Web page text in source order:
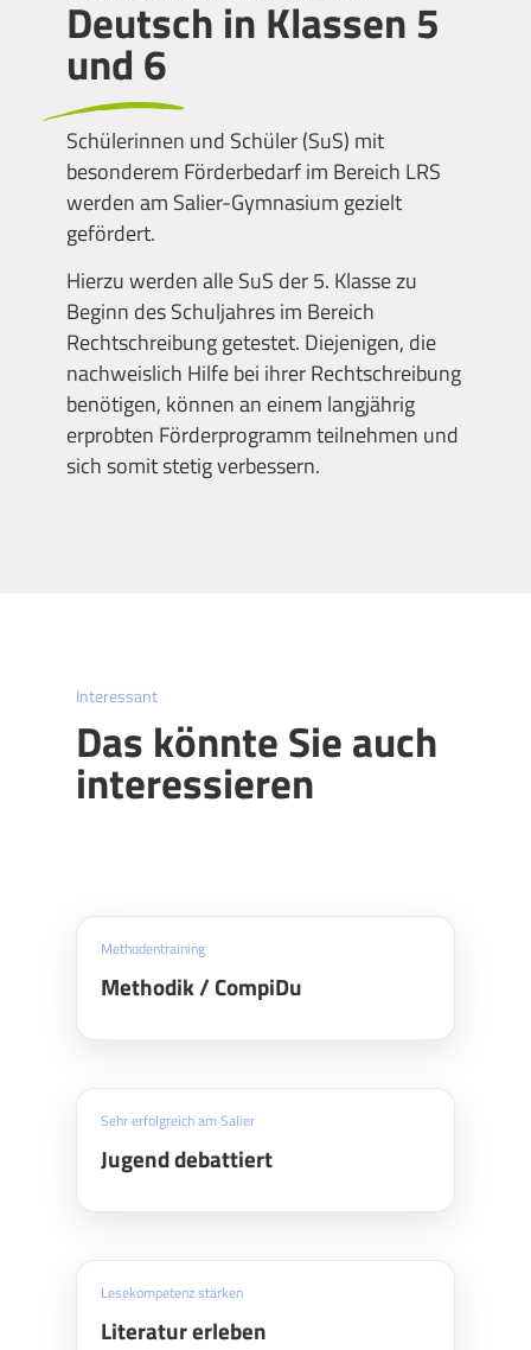
Deutsch in Klassen 5
und 6
Schülerinnen und Schüler (SuS) mit
besonderem Förderbedarf im Bereich LRS
werden am Salier-Gymnasium gezielt
gefördert.
Hierzu werden alle SuS der 5. Klasse zu
Beginn des Schuljahres im Bereich
Rechtschreibung getestet. Diejenigen, die
nachweislich Hilfe bei ihrer Rechtschreibung
benötigen, können an einem langjährig
erprobten Förderprogramm teilnehmen und
sich somit stetig verbessern.
Interessant
Das könnte Sie auch
interessieren
Methodentraining
Methodik / CompiDu
Sehr erfolgreich am Salier
Jugend debattiert
Lesekompetenz stärken
Literatur erleben